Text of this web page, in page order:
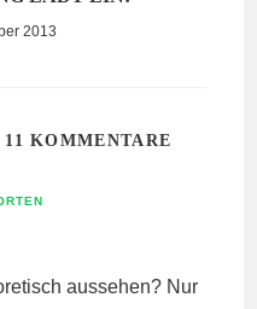
2013
KOMMENTARE
aussehen? Nur